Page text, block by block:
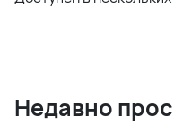
Недавно